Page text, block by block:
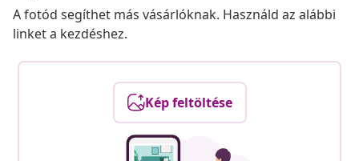
A fotód segíthet más vásárlóknak. Használd az alábbi
linket a kezdéshez.
Kép feltöltése